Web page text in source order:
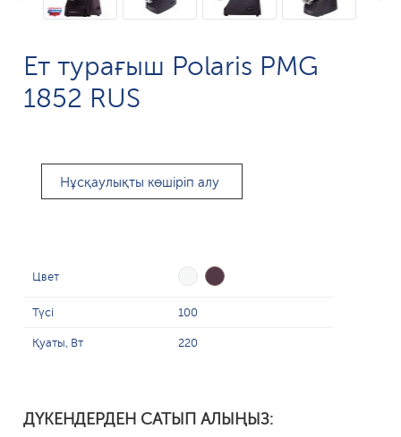
Ет турағыш Polaris PMG
1852 RUS
Нұсқаулықты көшіріп алу
Цвет
Түсі 100
Қуаты, Вт 220
ДҮКЕНДЕРДЕН САТЫП АЛЫҢЫЗ: